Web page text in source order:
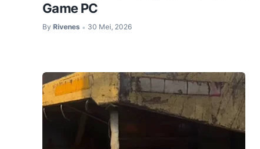
Game PC
By Rivenes • 30 Mei, 2026